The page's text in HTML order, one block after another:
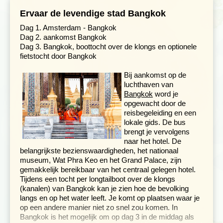
Ervaar de levendige stad Bangkok
Dag 1. Amsterdam - Bangkok
Dag 2. aankomst Bangkok
Dag 3. Bangkok, boottocht over de klongs en optionele
fietstocht door Bangkok
Bij aankomst op de
luchthaven van
Bangkok word je
opgewacht door de
reisbegeleiding en een
lokale gids. De bus
brengt je vervolgens
naar het hotel. De
belangrijkste bezienswaardigheden, het nationaal
museum, Wat Phra Keo en het Grand Palace, zijn
gemakkelijk bereikbaar van het centraal gelegen hotel.
Tijdens een tocht per longtailboot over de klongs
(kanalen) van Bangkok kan je zien hoe de bevolking
langs en op het water leeft. Je komt op plaatsen waar je
op een andere manier niet zo snel zou komen. In
Bangkok is het mogelijk om op dag 3 in de middag als